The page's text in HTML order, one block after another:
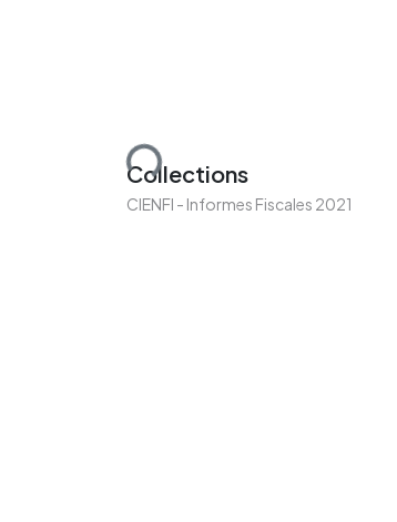
Loading...
Collections
CIENFI - Informes Fiscales 2021